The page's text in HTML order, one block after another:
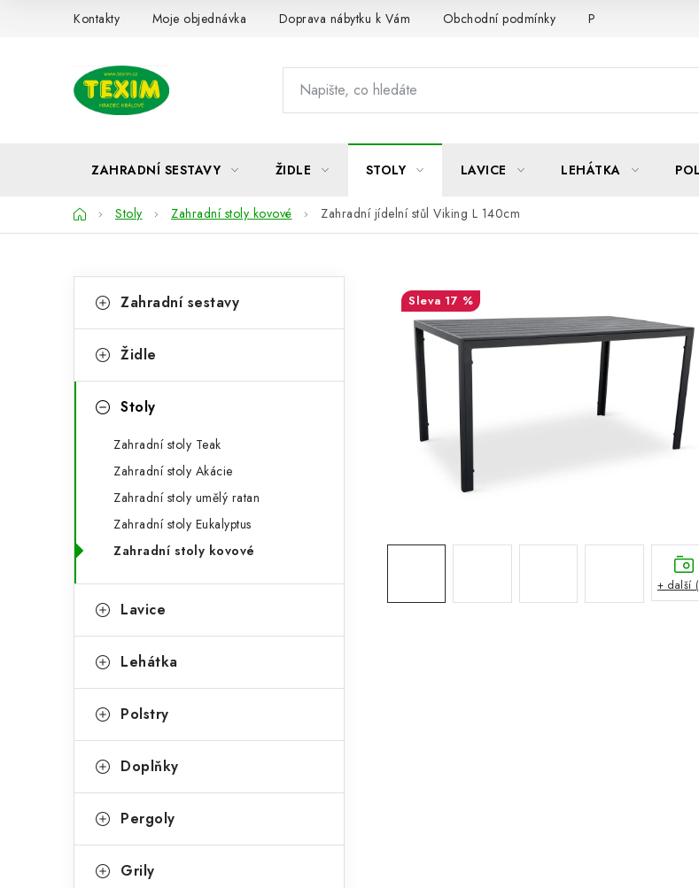
Kontakty Moje objednávka Doprava nábytku k Vám Obchodní podmínky Podmínky ochrany
ZAHRADNÍ SESTAVY ŽIDLE STOLY LAVICE LEHÁTKA
DomůStoly Zahradní stoly kovové Zahradní jídelní stůl Viking L 140cm
o
t
í
p
a
e
l
kategorie
a
e
Zahradní sestavy
Židle
Stoly
Zahradní stoly Teak
Zahradní stoly Akácie
Zahradní stoly umělý ratan
Zahradní stoly Eukalyptus
Zahradní stoly kovové
Lavice
Lehátka
Polstry
Doplňky
Pergoly
Grily
17 %
+ další